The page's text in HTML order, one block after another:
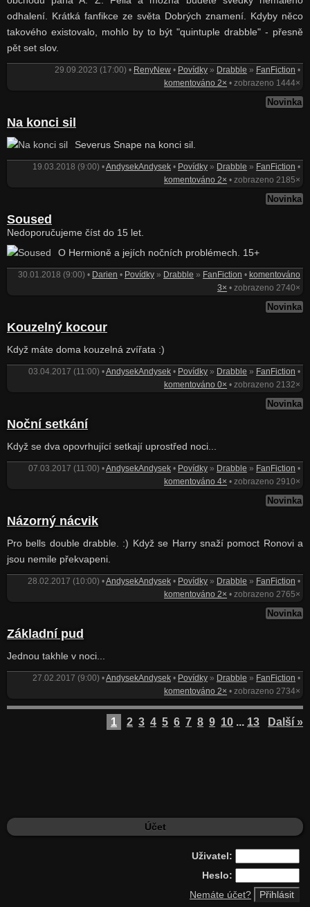
odhalení. Krátká fanfikce ze světa Dobrých znamení. Kdyby něco
takového existovalo, mohlo by to být "quintuple drabble" - přesně
pět set slov.
29.09.2023 (17:00) • RenyNew • Povídky » Drabble » FanFiction •
komentováno 2× • zobrazeno 1444×
Novinka
Na konci sil
Severus Snape na konci sil.
19.03.2018 (9:00) •AndysekAndysek • Povídky » Drabble » FanFiction •
komentováno 2× • zobrazeno 2185×
Novinka
Soused
Nedoporučujeme číst do 15 let.
O Hermioně a jejích nočních problémech. 15+
30.01.2018 (9:00) • Darien • Povídky » Drabble » FanFiction • komentováno
3× • zobrazeno 2740×
Novinka
Kouzelný kocour
Když máte doma kouzelná zvířata :)
03.04.2017 (11:00) •AndysekAndysek • Povídky » Drabble » FanFiction •
komentováno 0× • zobrazeno 2132×
Novinka
Noční setkání
Když se dva opovrhující setkají uprostřed noci...
07.03.2017 (11:00) •AndysekAndysek • Povídky » Drabble » FanFiction •
komentováno 4× • zobrazeno 2910×
Novinka
Názorný nácvik
Pro bells double drabble. :) Když se Harry snaží pomoct Ronovi a
jsou nemile překvapeni.
28.02.2017 (10:00) •AndysekAndysek • Povídky » Drabble » FanFiction •
komentováno 2× • zobrazeno 2765×
Novinka
Základní pud
Jednou takhle v noci...
27.02.2017 (9:00) •AndysekAndysek • Povídky » Drabble » FanFiction •
komentováno 2× • zobrazeno 2734×
1 2 3 4 5 6 7 8 9 10 ... 13 Další »
Účet
Uživatel:
Heslo:
Nemáte účet?